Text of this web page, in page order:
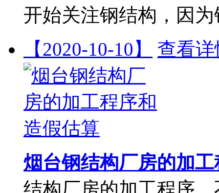
开始关注钢结构，因
【2020-10-10】
查看详
烟台钢结构厂房的加